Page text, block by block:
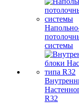
системы
R32